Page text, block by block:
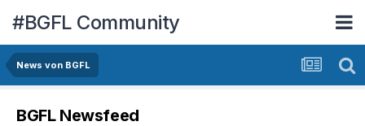
#BGFL Community
News von BGFL
BGFL Newsfeed